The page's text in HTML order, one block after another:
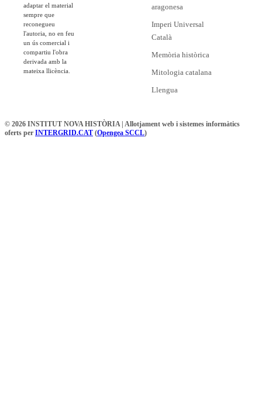
adaptar el material
sempre que
reconegueu
l'autoria, no en feu
un ús comercial i
compartiu l'obra
derivada amb la
mateixa llicència.
aragonesa
Imperi Universal
Català
Memòria històrica
Mitologia catalana
Llengua
© 2026 INSTITUT NOVA HISTÒRIA | Allotjament web i sistemes informàtics
oferts per INTERGRID.CAT (Opengea SCCL)